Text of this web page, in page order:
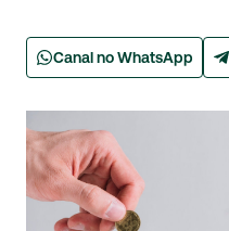
Canal no WhatsApp